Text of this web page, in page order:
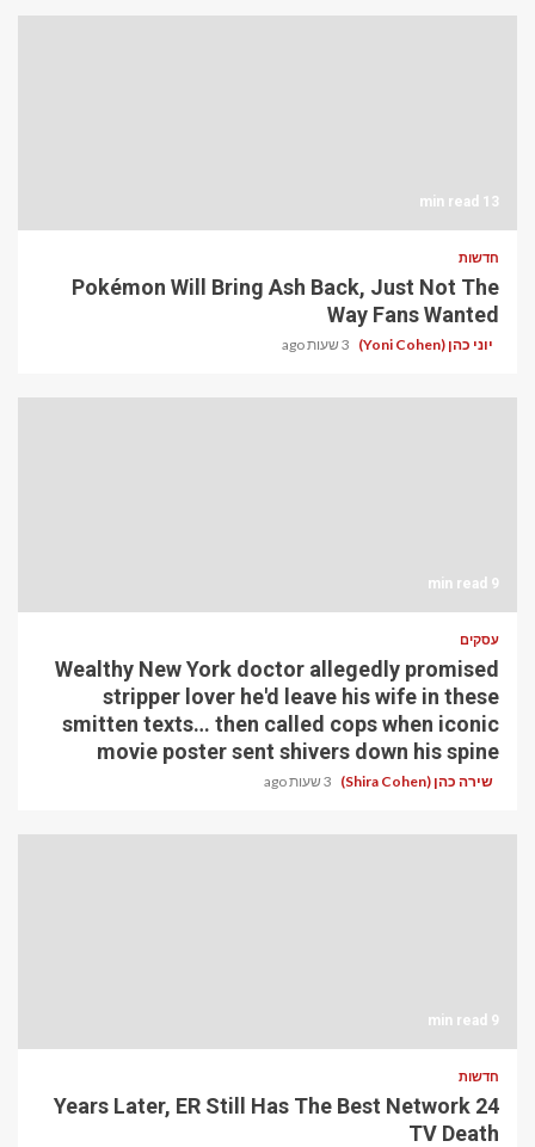
13 min read
חדשות
Pokémon Will Bring Ash Back, Just Not The
Way Fans Wanted
יוני כהן (Yoni Cohen) 3 שעות ago
9 min read
עסקים
Wealthy New York doctor allegedly promised
stripper lover he'd leave his wife in these
smitten texts… then called cops when iconic
movie poster sent shivers down his spine
שירה כהן (Shira Cohen) 3 שעות ago
9 min read
חדשות
24 Years Later, ER Still Has The Best Network
TV Death